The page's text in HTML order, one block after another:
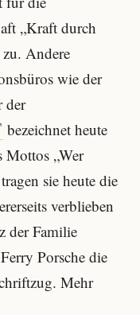
„Kraft durch
Andere
wie der
der
bezeichnet heute
Mottos „Wer
sie heute die
verblieben
der Familie
Porsche die
Mehr